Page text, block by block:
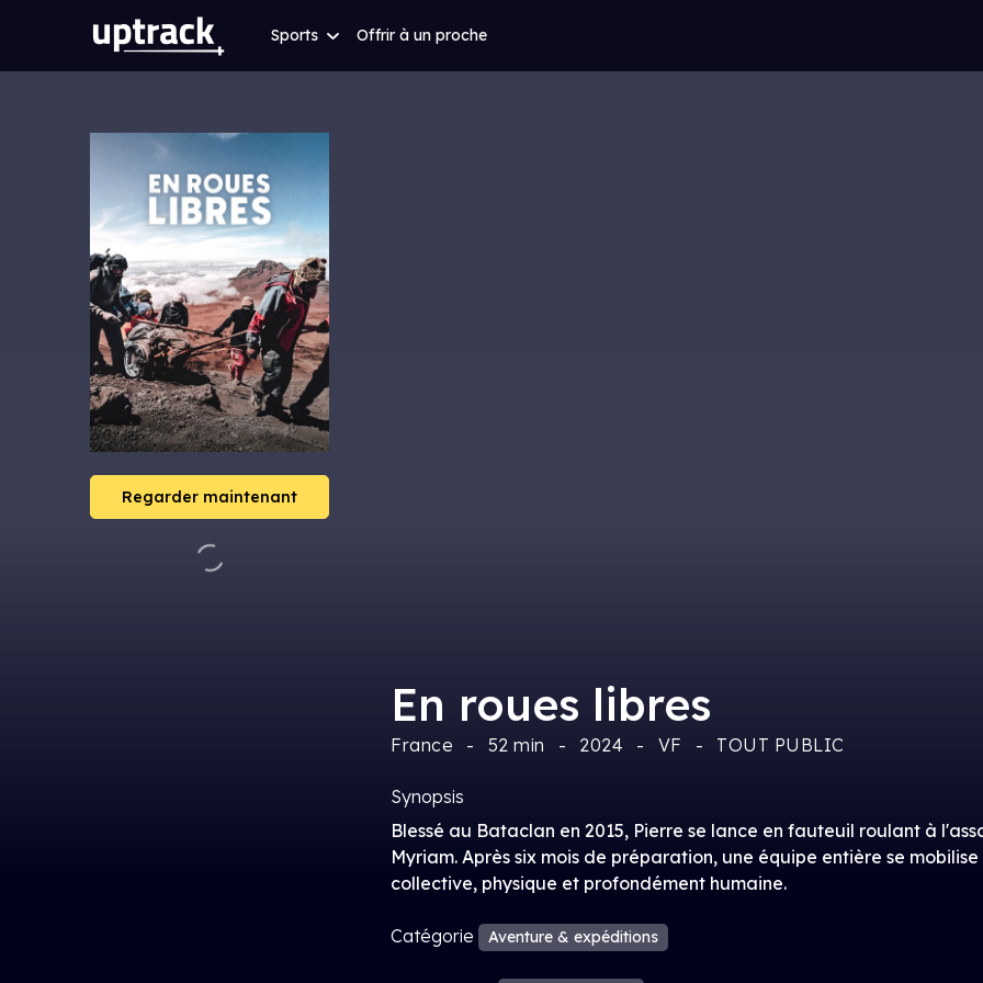
Sports Offrir à un proche
Regarder maintenant
En roues libres
France 52 min 2024 VF TOUT PUBLIC
Synopsis
Blessé au Bataclan en 2015, Pierre se lance en fauteuil roulant à
Myriam. Après six mois de préparation, une équipe entière se
collective, physique et profondément humaine.
Catégorie Aventure & expéditions